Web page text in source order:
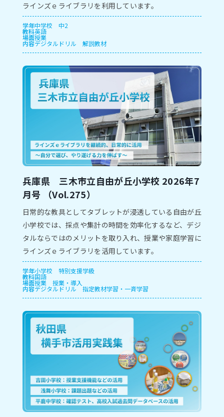
ラインズｅライブラリを利⽤しています。
学年中学校 中2
教科英語
場面授業
内容デジタルドリル 解説教材
兵庫県 三木市⽴自由が丘小学校 2026年7
⽉号 （Vol.275）
⽇常的な教具としてタブレットが浸透している⾃由が丘
⼩学校では、採点や集計の時間を効率化するなど、デジ
タルならではのメリットを取り⼊れ、授業や家庭学習に
ラインズｅライブラリを活⽤しています。
学年小学校 特別支援学級
教科国語
場面授業 授業・導入
内容デジタルドリル 指定教材学習・一斉学習